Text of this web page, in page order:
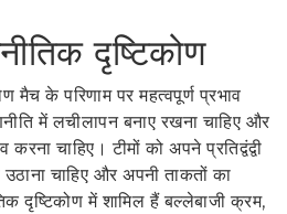
दृष्टिकोण
मैच के परिणाम पर महत्वपूर्ण प्रभाव
में लचीलापन बनाए रखना चाहिए और
चाहिए। टीमों को अपने प्रतिद्वंद्वी
चाहिए और अपनी ताकतों का
दृष्टिकोण में शामिल हैं बल्लेबाजी क्रम,